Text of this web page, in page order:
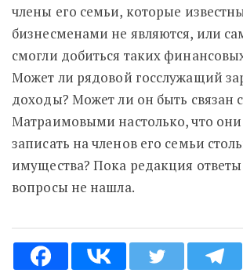
члены его семьи, которые
бизнесменами не являются, или
смогли добиться таких
Может ли рядовой госслужащий
доходы? Может ли он быть связан с
Матраимовыми настолько, что
записать на членов его семьи
имущества? Пока редакция ответы
вопросы не нашла.